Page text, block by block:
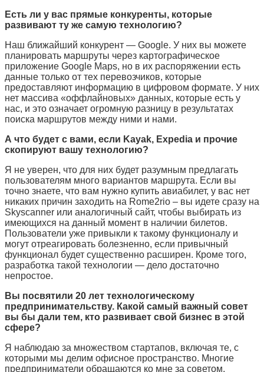
Есть ли у вас прямые конкуренты, которые
развивают ту же самую технологию?
Наш ближайший конкурент — Google. У них вы можете
планировать маршруты через картографическое
приложение Google Maps, но в их распоряжении есть
данные только от тех перевозчиков, которые
предоставляют информацию в цифровом формате. У них
нет массива «оффлайновых» данных, которые есть у
нас, и это означает огромную разницу в результатах
поиска маршрутов между ними и нами.
А что будет с вами, если Kayak, Expedia и прочие
скопируют вашу технологию?
Я не уверен, что для них будет разумным предлагать
пользователям много вариантов маршрута. Если вы
точно знаете, что вам нужно купить авиабилет, у вас нет
никаких причин заходить на Rome2rio – вы идете сразу на
Skyscanner или аналогичный сайт, чтобы выбирать из
имеющихся на данный момент в наличии билетов.
Пользователи уже привыкли к такому функционалу и
могут отреагировать болезненно, если привычный
функционал будет существенно расширен. Кроме того,
разработка такой технологии — дело достаточно
непростое.
Вы посвятили 20 лет технологическому
предпринимательству. Какой самый важный совет
вы бы дали тем, кто развивает свой бизнес в этой
сфере?
Я наблюдаю за множеством стартапов, включая те, с
которыми мы делим офисное пространство. Многие
предприниматели обращаются ко мне за советом,